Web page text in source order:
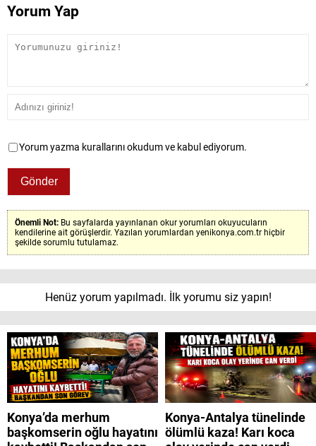
Yorum Yap
Yorum yazma kurallarını okudum ve kabul ediyorum.
Önemli Not: Bu sayfalarda yayınlanan okur yorumları okuyucuların
kendilerine ait görüşlerdir. Yazılan yorumlardan yenikonya.com.tr hiçbir
şekilde sorumlu tutulamaz.
Henüz yorum yapılmadı. İlk yorumu siz yapın!
Konya’da merhum
başkomserin oğlu hayatını
Konya-Antalya tünelinde
ölümlü kaza! Karı koca